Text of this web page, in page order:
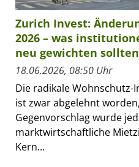
Zurich Invest:
2026 – was
neu gewichten sollten
18.06.2026, 08:50 Uhr
Die radikale
ist zwar abgelehnt
Gegenvorschlag wurde
marktwirtschaftliche
Kern...